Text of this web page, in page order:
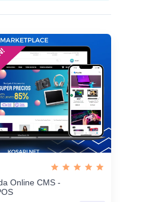
Online CMS -